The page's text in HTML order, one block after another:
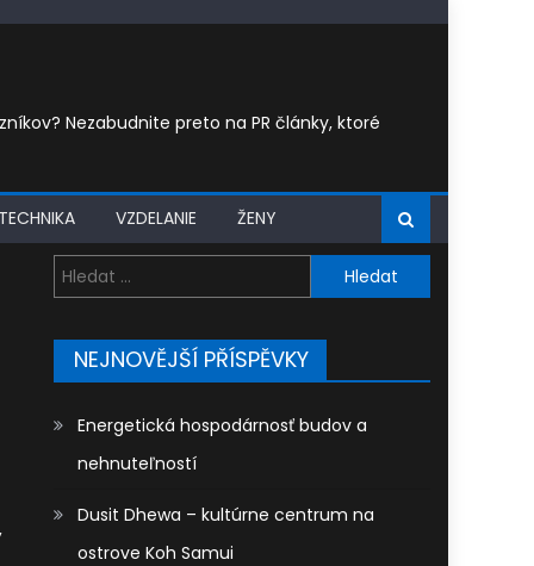
Nezabudnite preto na PR články, ktoré
VZDELANIE ŽENY
Vyhledávání
NEJNOVĚJŠÍ PŘÍSPĚVKY
Energetická hospodárnosť budov a
nehnuteľností
Dusit Dhewa – kultúrne centrum na
ostrove Koh Samui